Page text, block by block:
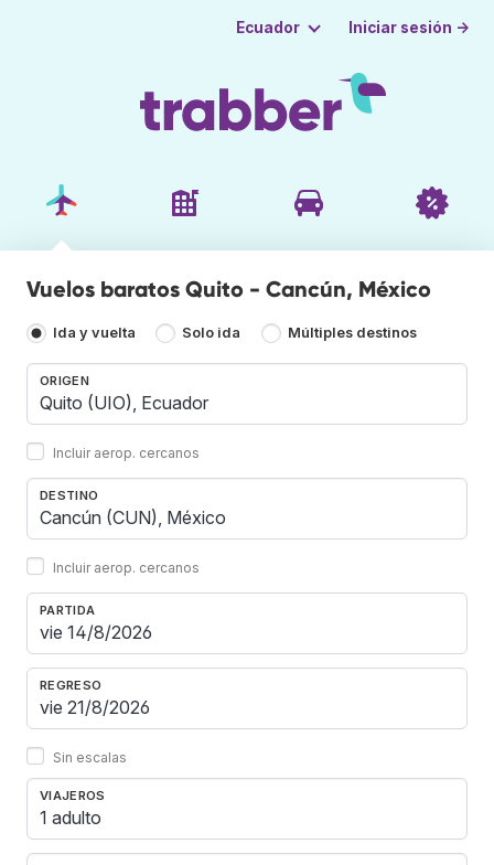
Ecuador Iniciar sesión →
Vuelos baratos Quito - Cancún, México
Ida y vuelta Solo ida Múltiples destinos
ORIGEN
Incluir aerop. cercanos
DESTINO
Incluir aerop. cercanos
PARTIDA
REGRESO
Sin escalas
VIAJEROS
1 adulto